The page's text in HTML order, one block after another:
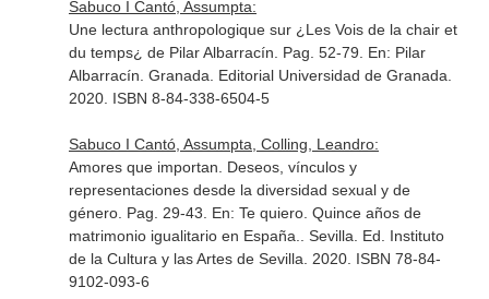
Sabuco I Cantó, Assumpta:
Une lectura anthropologique sur ¿Les Vois de la chair et
du temps¿ de Pilar Albarracín. Pag. 52-79. En: Pilar
Albarracín . Granada. Editorial Universidad de Granada.
2020. ISBN 8-84-338-6504-5
Sabuco I Cantó, Assumpta, Colling, Leandro:
Amores que importan. Deseos, vínculos y
representaciones desde la diversidad sexual y de
género. Pag. 29-43. En: Te quiero. Quince años de
matrimonio igualitario en España.
. Sevilla. Ed. Instituto
de la Cultura y las Artes de Sevilla. 2020. ISBN 78-84-
9102-093-6